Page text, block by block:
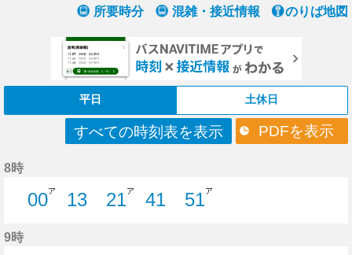
所要時分 混雑・接近情報 のりば地図
平日 土休日
すべての時刻表を表示 PDFを表示
8時
00ア
13
21ア
41
51ア
9時